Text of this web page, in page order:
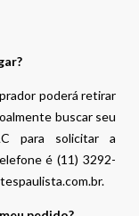
poderá retirar
buscar seu
para solicitar a
é (11) 3292-